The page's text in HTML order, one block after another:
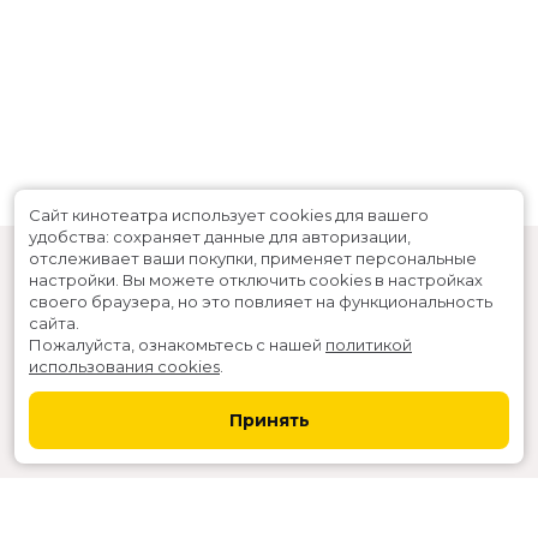
Расписание
Скоро в кино
Служба поддержки
Сайт кинотеатра использует cookies для вашего
удобства: сохраняет данные для авторизации,
отслеживает ваши покупки, применяет персональные
настройки. Вы можете отключить cookies в настройках
своего браузера, но это повлияет на функциональность
сайта.
Пожалуйста, ознакомьтесь с нашей политикой
использования cookies
Принять